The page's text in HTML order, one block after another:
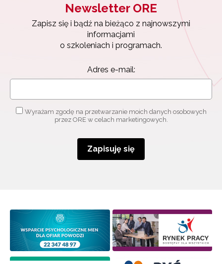
Newsletter ORE
Zapisz się i bądź na bieżąco z najnowszymi
informacjami
o szkoleniach i programach.
Adres e-mail:
Wyrażam zgodę na przetwarzanie moich danych osobowych
przez ORE w celach marketingowych.
Zapisuję się